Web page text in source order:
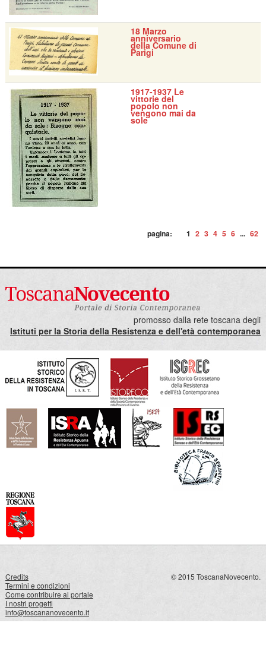
18 Marzo
anniversario
della Comune di
Parigi
1917-1937 Le
vittorie del
popolo non
vengono mai da
sole
pagina: 1 2 3 4 5 6 ... 62
promosso dalla rete toscana degli
Istituti per la Storia della Resistenza e dell'età contemporanea
Credits
Termini e condizioni
Come contribuire al portale
I nostri progetti
info@toscananovecento.it
© 2015 ToscanaNovecento.